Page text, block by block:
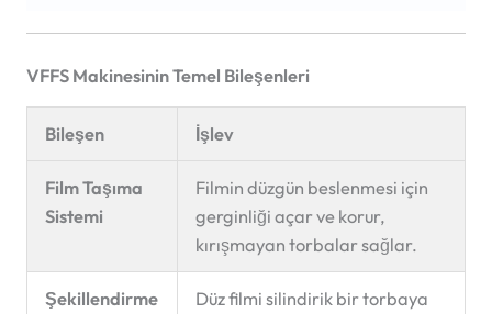
VFFS Makinesinin Temel Bileşenleri
Bileşen İşlev
Film Taşıma
Sistemi
Filmin düzgün beslenmesi için
gerginliği açar ve korur,
kırışmayan torbalar sağlar.
Şekillendirme
Düz filmi silindirik bir torbaya